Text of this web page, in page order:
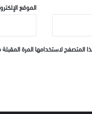
الموقع
المتصفح لاستخدامها المرة